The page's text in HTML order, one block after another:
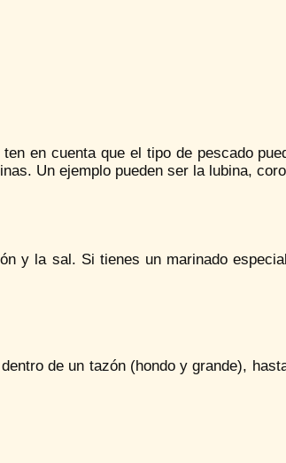
en cuenta que el tipo de pescado
Un ejemplo pueden ser la lubina,
y la sal. Si tienes un marinado
de un tazón (hondo y grande),